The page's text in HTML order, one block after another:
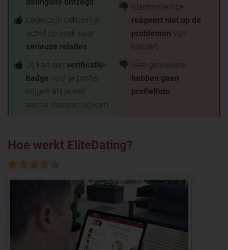
Leden zijn behoorlijk
actief op zoek naar
serieuze relaties
Je kan een verificatie-
badge voor je profiel
krijgen als je een
aantal stappen uitvoert
Klantenservice
reageert niet op de
problemen van
klanten
Veel gebruikers
hebben geen
profielfoto
Hoe werkt EliteDating?